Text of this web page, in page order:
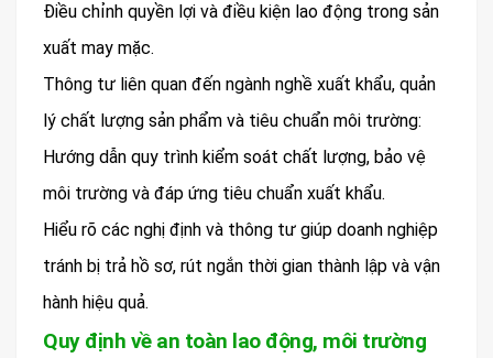
Điều chỉnh quyền lợi và điều kiện lao động trong sản
xuất may mặc.
Thông tư liên quan đến ngành nghề xuất khẩu, quản
lý chất lượng sản phẩm và tiêu chuẩn môi trường:
Hướng dẫn quy trình kiểm soát chất lượng, bảo vệ
môi trường và đáp ứng tiêu chuẩn xuất khẩu.
Hiểu rõ các nghị định và thông tư giúp doanh nghiệp
tránh bị trả hồ sơ, rút ngắn thời gian thành lập và vận
hành hiệu quả.
Quy định về an toàn lao động, môi trường